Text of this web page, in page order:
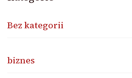
Bez kategorii
biznes